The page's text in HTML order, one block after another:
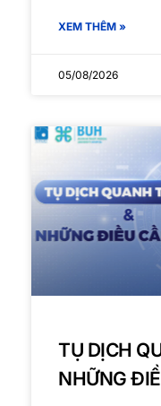
XEM THÊM »
05/08/2026
TỤ DỊCH
NHỮNG